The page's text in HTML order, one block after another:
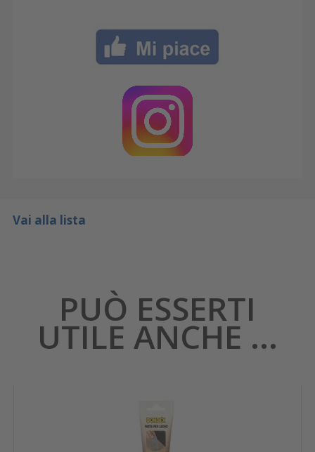
Vai alla lista
PUÒ ESSERTI
UTILE ANCHE ...